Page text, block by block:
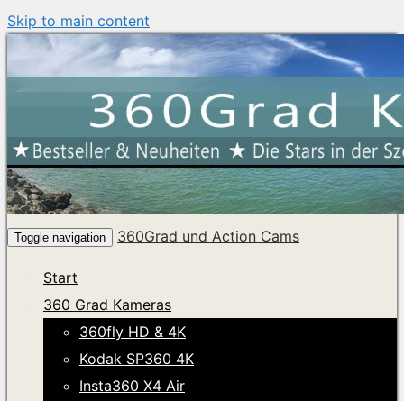
Skip to main content
Toggle navigation 360Grad und Action Cams
Start
360 Grad Kameras
360fly HD & 4K
Kodak SP360 4K
Insta360 X4 Air